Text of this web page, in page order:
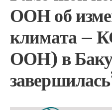
ООН об
климата –
ООН) в